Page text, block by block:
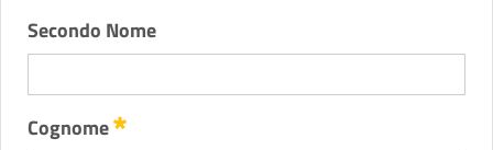
Secondo Nome
Cognome Obbligatorio